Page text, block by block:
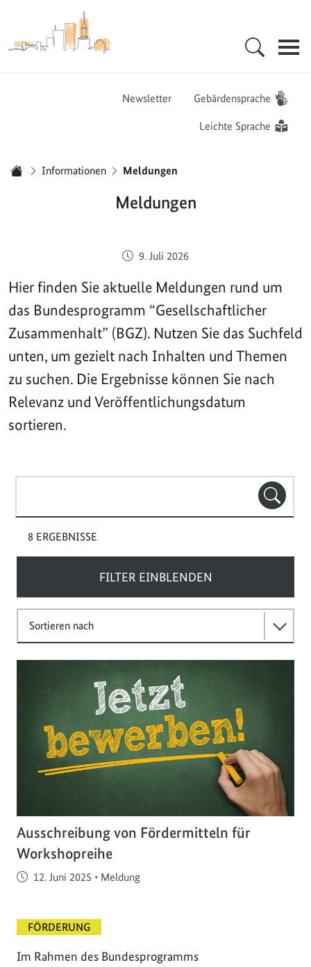
Zur Startseite - BGZ - Bundesamt für Migration und Flüchtlinge
Newsletter Gebärdensprache
Leichte Sprache
Informationen Meldungen
Meldungen
Veröffentlicht am:
9. Juli 2026
Hier finden Sie aktuelle Meldungen rund um
das Bundesprogramm “Gesellschaftlicher
Zusammenhalt” (BGZ). Nutzen Sie das Suchfeld
unten, um gezielt nach Inhalten und Themen
zu suchen. Die Ergebnisse können Sie nach
Relevanz und Veröffentlichungsdatum
sortieren.
8 ERGEBNISSE
FILTER EINBLENDEN
Sortieren nach
Ausschreibung von Fördermitteln für
Workshopreihe
Veröffentlicht am
12. Juni 2025 • Meldung
FÖRDERUNG
Im Rahmen des Bundesprogramms